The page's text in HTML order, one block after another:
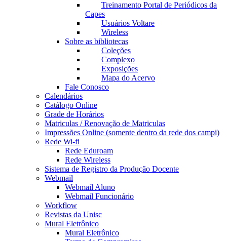
Treinamento Portal de Periódicos da
Capes
Usuários Voltare
Wireless
Sobre as bibliotecas
Coleções
Complexo
Exposições
Mapa do Acervo
Fale Conosco
Calendários
Catálogo Online
Grade de Horários
Matriculas / Renovação de Matriculas
Impressões Online (somente dentro da rede dos campi)
Rede Wi-fi
Rede Eduroam
Rede Wireless
Sistema de Registro da Produção Docente
Webmail
Webmail Aluno
Webmail Funcionário
Workflow
Revistas da Unisc
Mural Eletrônico
Mural Eletrônico